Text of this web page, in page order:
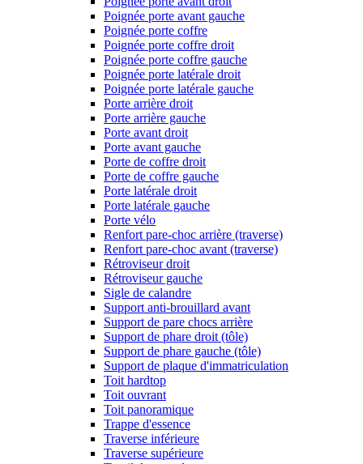
Poignée porte avant gauche
Poignée porte coffre
Poignée porte coffre droit
Poignée porte coffre gauche
Poignée porte latérale droit
Poignée porte latérale gauche
Porte arrière droit
Porte arrière gauche
Porte avant droit
Porte avant gauche
Porte de coffre droit
Porte de coffre gauche
Porte latérale droit
Porte latérale gauche
Porte vélo
Renfort pare-choc arrière (traverse)
Renfort pare-choc avant (traverse)
Rétroviseur droit
Rétroviseur gauche
Sigle de calandre
Support anti-brouillard avant
Support de pare chocs arrière
Support de phare droit (tôle)
Support de phare gauche (tôle)
Support de plaque d'immatriculation
Toit hardtop
Toit ouvrant
Toit panoramique
Trappe d'essence
Traverse inférieure
Traverse supérieure